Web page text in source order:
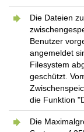
Die Dateien
Benutzer
angemeldet
Filesystem
geschützt.
die Funktion
Die